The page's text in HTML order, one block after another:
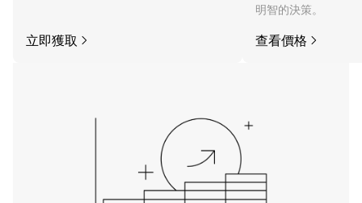
立即獲取
明智的決策。
查看價格